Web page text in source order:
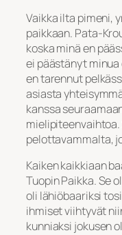
Vaikka ilta pimeni,
paikkaan. Pata-
koska minä en
ei päästänyt
en tarennut
asiasta
kanssa
pelottavammalta,
Kaiken kaikkiaan
Tuopin Paikka. Se
oli lähiöbaariksi
ihmiset viihtyvät
kunniaksi jokusen